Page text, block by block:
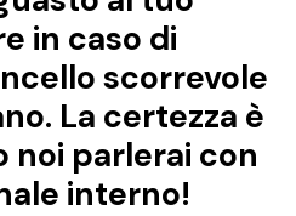
in caso di
scorrevole
La certezza è
noi parlerai con
interno!